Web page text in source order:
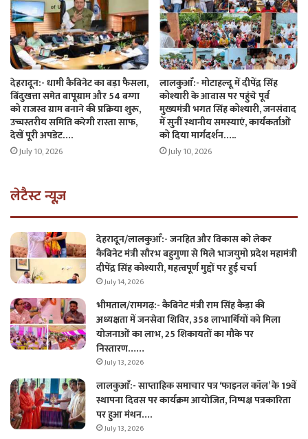
देहरादून:- धामी कैबिनेट का बड़ा फैसला,
बिंदुखत्ता समेत बापूग्राम और 54 बग्गा
को राजस्व ग्राम बनाने की प्रक्रिया शुरू,
उच्चस्तरीय समिति करेगी रास्ता साफ,
देखें पूरी अपडेट….
July 10, 2026
लालकुआँ:- मोटाहल्दू में दीपेंद्र सिंह
कोश्यारी के आवास पर पहुंचे पूर्व
मुख्यमंत्री भगत सिंह कोश्यारी, जनसंवाद
में सुनीं स्थानीय समस्याएं, कार्यकर्ताओं
को दिया मार्गदर्शन…..
July 10, 2026
लेटैस्ट न्यूज़
देहरादून/लालकुआँ:- जनहित और विकास को लेकर
कैबिनेट मंत्री सौरभ बहुगुणा से मिले भाजयुमो प्रदेश महामंत्री
दीपेंद्र सिंह कोश्यारी, महत्वपूर्ण मुद्दों पर हुई चर्चा
July 14, 2026
भीमताल/रामगढ़:- कैबिनेट मंत्री राम सिंह कैड़ा की
अध्यक्षता में जनसेवा शिविर, 358 लाभार्थियों को मिला
योजनाओं का लाभ, 25 शिकायतों का मौके पर
निस्तारण……
July 13, 2026
लालकुआँ:- साप्ताहिक समाचार पत्र ‘फाइनल कॉल’ के 19वें
स्थापना दिवस पर कार्यक्रम आयोजित, निष्पक्ष पत्रकारिता
पर हुआ मंथन….
July 13, 2026